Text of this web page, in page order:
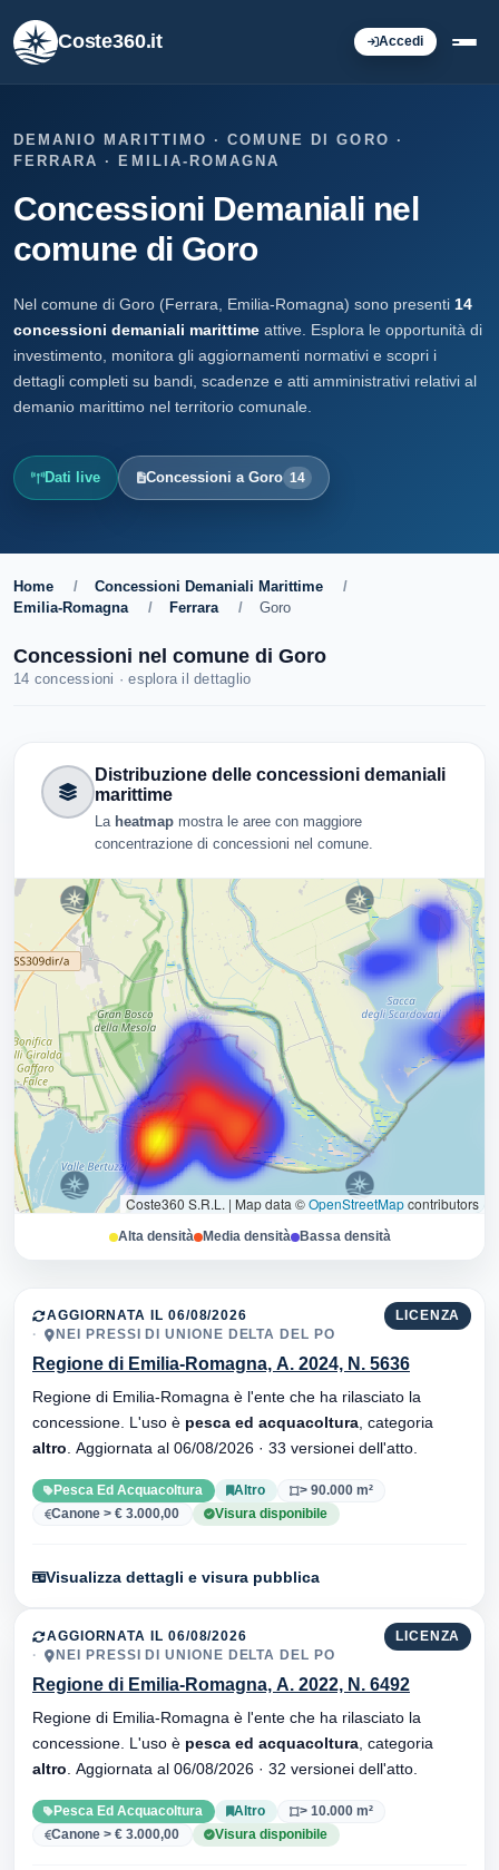
Coste360.it Accedi
DEMANIO MARITTIMO · COMUNE DI GORO ·
FERRARA · EMILIA-ROMAGNA
Concessioni Demaniali nel
comune di Goro
Nel comune di Goro (Ferrara, Emilia-Romagna) sono presenti 14
concessioni demaniali marittime attive. Esplora le opportunità di
investimento, monitora gli aggiornamenti normativi e scopri i
dettagli completi su bandi, scadenze e atti amministrativi relativi al
demanio marittimo nel territorio comunale.
Dati live Concessioni a Goro 14
Home / Concessioni Demaniali Marittime
/
Emilia-Romagna
/ Ferrara / Goro
Concessioni nel comune di Goro
14 concessioni · esplora il dettaglio
Distribuzione delle concessioni demaniali
marittime
La heatmap mostra le aree con maggiore
concentrazione di concessioni nel comune.
Coste360 S.R.L. | Map data ©OpenStreetMapcontributors
Alta densità Media densità Bassa densità
LICENZA
AGGIORNATA IL 06/08/2026
NEI PRESSI DI UNIONE DELTA DEL PO
Regione di Emilia-Romagna, A. 2024, N. 5636
Regione di Emilia-Romagna è l'ente che ha rilasciato la
concessione. L'uso è pesca ed acquacoltura , categoria
altro
. Aggiornata al 06/08/2026 · 33 versionei dell'atto.
Pesca Ed Acquacoltura Altro
> 90.000 m²
Canone > € 3.000,00
Visura disponibile
Visualizza dettagli e visura pubblica
LICENZA
AGGIORNATA IL 06/08/2026
NEI PRESSI DI UNIONE DELTA DEL PO
Regione di Emilia-Romagna, A. 2022, N. 6492
Regione di Emilia-Romagna è l'ente che ha rilasciato la
concessione. L'uso è pesca ed acquacoltura , categoria
altro
. Aggiornata al 06/08/2026 · 32 versionei dell'atto.
Pesca Ed Acquacoltura Altro
> 10.000 m²
Canone > € 3.000,00
Visura disponibile